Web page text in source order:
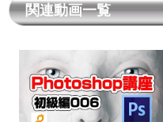
関連動画一覧